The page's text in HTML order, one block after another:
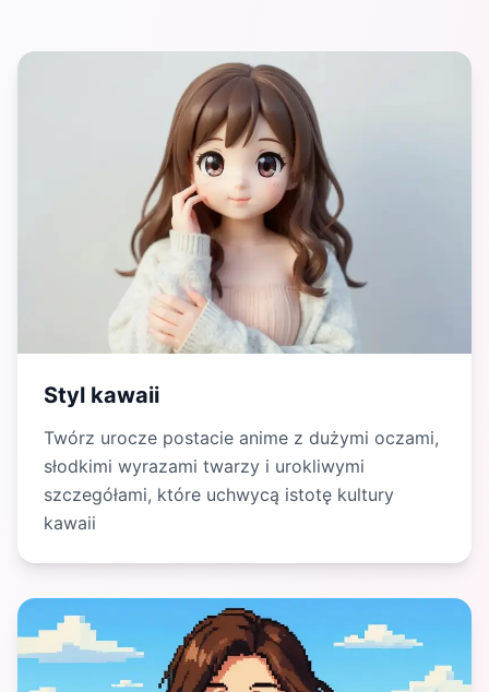
Styl kawaii
Twórz urocze postacie anime z dużymi oczami,
słodkimi wyrazami twarzy i urokliwymi
szczegółami, które uchwycą istotę kultury
kawaii